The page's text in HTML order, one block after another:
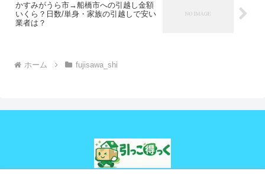
かすみがうら市→船橋市への引越し金額
いくら？日数/単身・家族の引越しで安い
業者は？
ホーム fujisawa_shi